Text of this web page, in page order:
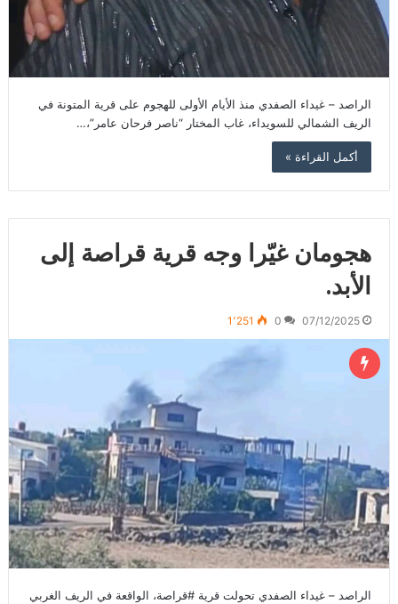
الراصد – غيداء الصفدي منذ الأيام الأولى للهجوم على قرية المتونة في
الريف الشمالي للسويداء، غاب المختار “ناصر فرحان عامر”،…
أكمل القراءة »
هجومان غيّرا وجه قرية قراصة إلى
الأبد.
07/12/2025
0 1٬251
الراصد – غيداء الصفدي تحولت قرية #قراصة، الواقعة في الريف الغربي